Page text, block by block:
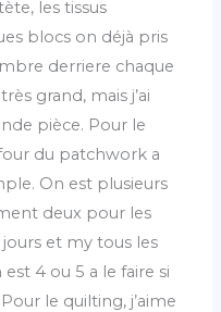
les tissus
blocs on déjà pris
derriere chaque
grand, mais j’ai
pièce. Pour le
du patchwork a
On est plusieurs
deux pour les
et my tous les
4 ou 5 a le faire si
le quilting, j’aime